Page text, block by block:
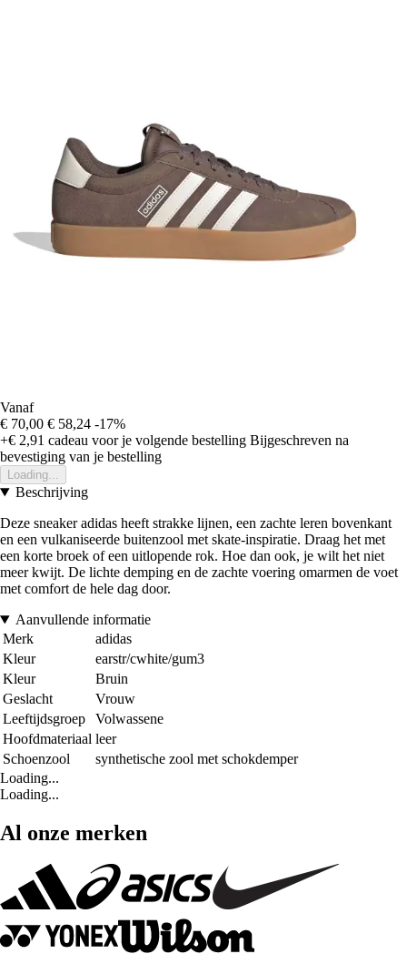
Vanaf
€ 70,00 € 58,24 -17%
+€ 2,91 cadeau voor je volgende bestelling Bijgeschreven na
bevestiging van je bestelling
Loading...
Beschrijving
Deze sneaker adidas heeft strakke lijnen, een zachte leren bovenkant
en een vulkaniseerde buitenzool met skate-inspiratie. Draag het met
een korte broek of een uitlopende rok. Hoe dan ook, je wilt het niet
meer kwijt. De lichte demping en de zachte voering omarmen de voet
met comfort de hele dag door.
Aanvullende informatie
Merk
adidas
Kleur
earstr/cwhite/gum3
Kleur
Bruin
Geslacht
Vrouw
Leeftijdsgroep
Volwassene
Hoofdmateriaal leer
Schoenzool
synthetische zool met schokdemper
Loading...
Loading...
Al onze merken